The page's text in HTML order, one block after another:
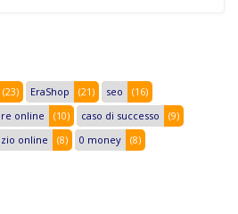
(23) EraShop (21) seo
(16)
online (10) caso di successo
(9)
online (8) 0 money (8)